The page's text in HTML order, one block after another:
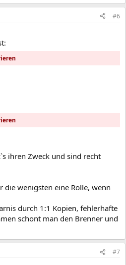
#6
ihren Zweck und sind recht
wenigsten eine Rolle, wenn
durch 1:1 Kopien, fehlerhafte
schont man den Brenner und
#7